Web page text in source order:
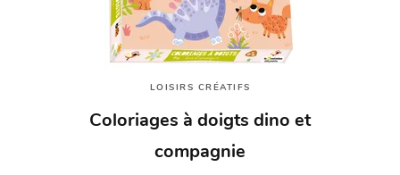
LOISIRS CRÉATIFS
Coloriages à doigts dino et
compagnie